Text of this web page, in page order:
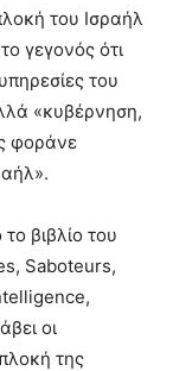
του Ισραήλ
γεγονός ότι
του
«κυβέρνηση,
φοράνε
βιβλίο του
Saboteurs,
οι
της